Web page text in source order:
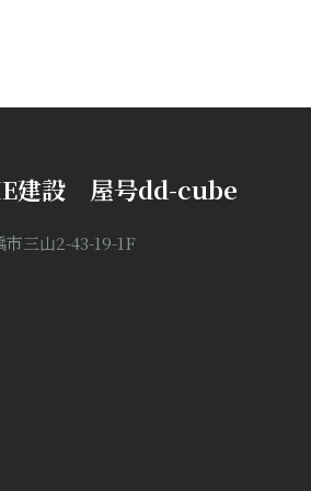
建設 屋号dd-cube
三山2-43-19-1F